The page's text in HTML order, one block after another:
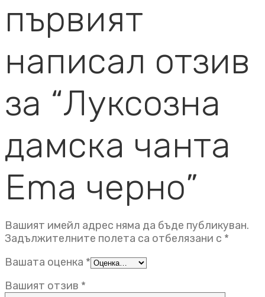
първият
написал отзив
за “Луксозна
дамска чанта
Ema черно”
Вашият имейл адрес няма да бъде публикуван.
Задължителните полета са отбелязани с *
Вашата оценка *
Вашият отзив *